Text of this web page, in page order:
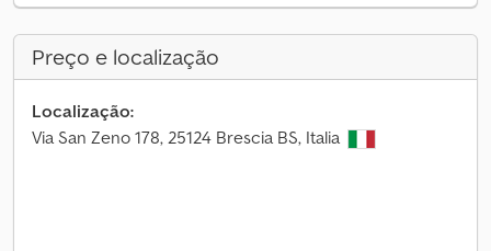
Preço e localização
Localização:
Via San Zeno 178, 25124 Brescia BS, Italia